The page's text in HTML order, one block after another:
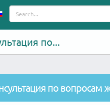
по...
по вопросам